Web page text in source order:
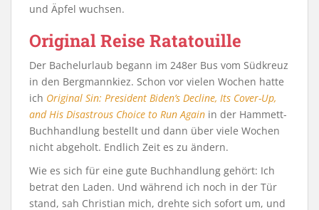
und Äpfel wuchsen.
Original Reise Ratatouille
Der Bachelurlaub begann im 248er Bus vom Südkreuz
in den Bergmannkiez. Schon vor vielen Wochen hatte
ich Original Sin: President Biden’s Decline, Its Cover-Up,
and His Disastrous Choice to Run Again in der Hammett-
Buchhandlung bestellt und dann über viele Wochen
nicht abgeholt. Endlich Zeit es zu ändern.
Wie es sich für eine gute Buchhandlung gehört: Ich
betrat den Laden. Und während ich noch in der Tür
stand, sah Christian mich, drehte sich sofort um, und